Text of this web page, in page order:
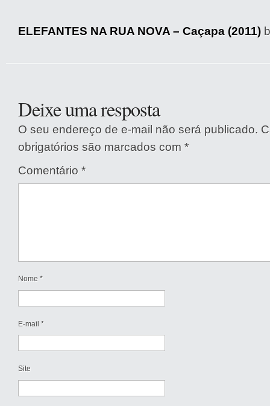
ELEFANTES NA RUA NOVA – Caçapa (2011)
Deixe uma resposta
O seu endereço de e-mail não será publicado.
obrigatórios são marcados com *
Comentário *
Nome *
E-mail *
Site